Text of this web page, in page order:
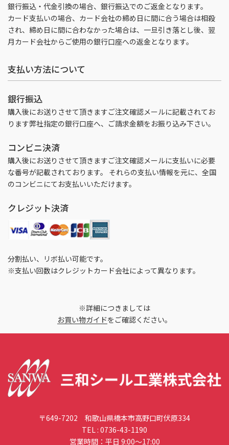
銀行振込・代金引換の場合、銀行振込でのご返金となります。
カード支払いの場合、カード会社の締め日に間に合う場合は相殺
され、締め日に間に合わなかった場合は、一旦引き落とし後、翌
月カード会社からご使用の銀行口座への返金となります。
支払い方法について
銀行振込
購入後にお送りさせて頂きますご注文確認メールに記載されてお
ります弊社指定の銀行口座へ、ご請求金額をお振り込み下さい。
コンビニ決済
購入後にお送りさせて頂きますご注文確認メールに支払いに必要
な番号が記載されております。 それらの支払い情報を元に、全国
のコンビニにてお支払いいただけます。
クレジット決済
分割払い、リボ払い可能です。
※支払い回数はクレジットカード会社によって異なります。
※詳細につきましては
お買い物ガイドをご確認ください。
〒649-7202 和歌山県橋本市高野口町伏原334
TEL : 0736-43-1190
営業時間：平日 9:00〜17:00